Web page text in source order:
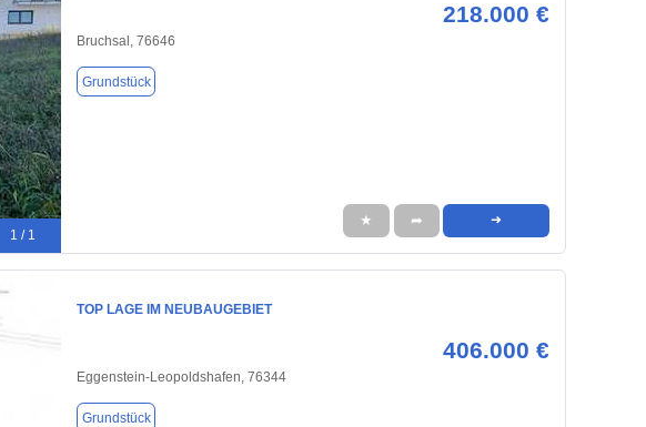
1 / 1
218.000 €
Bruchsal, 76646
Grundstück
★ ➦ ➜
TOP LAGE IM NEUBAUGEBIET
406.000 €
Eggenstein-Leopoldshafen, 76344
Grundstück